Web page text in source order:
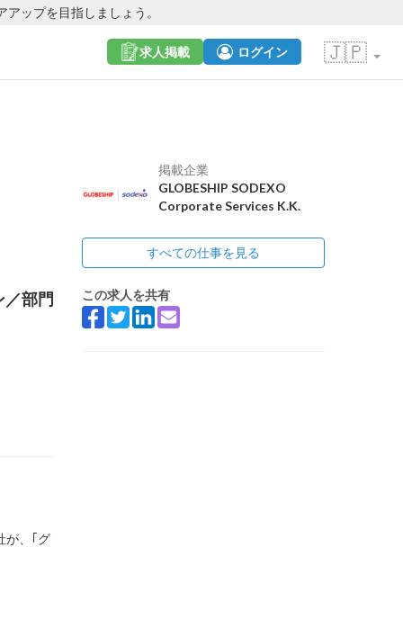
アップを目指しましょう。
🇯🇵
求人掲載 ログイン
部門
が、｢グ
掲載企業
GLOBESHIP SODEXO
Corporate Services K.K.
すべての仕事を見る
この求人を共有